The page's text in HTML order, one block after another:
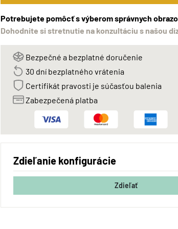
Potrebujete pomôcť s výberom správnych
Dohodnite si stretnutie na konzultáciu s našou
Bezpečné a bezplatné doručenie
30 dní bezplatného vrátenia
Certifikát pravosti je súčasťou balenia
Zabezpečená platba
Zdieľanie konfigurácie
Zdieľať